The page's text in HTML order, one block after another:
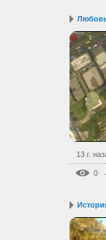
13 г.
0